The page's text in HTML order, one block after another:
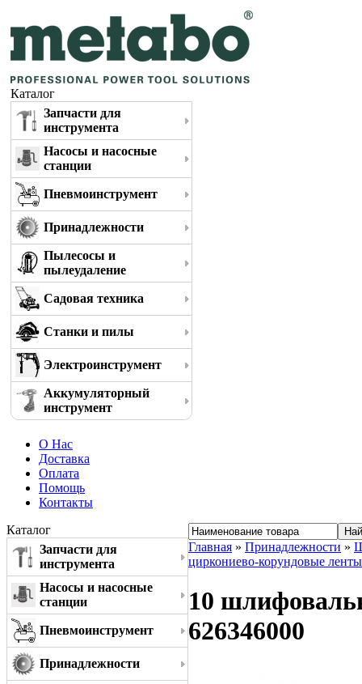
Каталог
Запчасти для
инструмента
Насосы и насосные
станции
Пневмоинструмент
Принадлежности
Пылесосы и
пылеудаление
Садовая техника
Станки и пилы
Электроинструмент
Аккумуляторный
инструмент
О Нас
Доставка
Оплата
Помощь
Контакты
Каталог
Запчасти для
инструмента
Насосы и насосные
станции
Пневмоинструмент
Принадлежности
Главная » Принадлежности »
циркониево-корундовые ленты
10
626346000